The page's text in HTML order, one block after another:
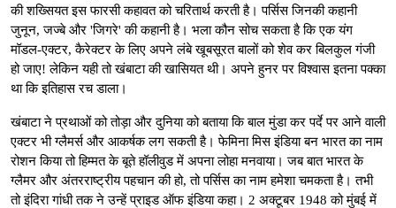
की शख्सियत इस फारसी कहावत को चरितार्थ करती है। पर्सिस जिनकी कहानी
जुनून, जज्बे और 'जिगरे' की कहानी है। भला कौन सोच सकता है कि एक यंग
मॉडल-एक्टर, कैरेक्टर के लिए अपने लंबे खूबसूरत बालों को शेव कर बिलकुल गंजी
हो जाए! लेकिन यही तो खंबाटा की खासियत थी। अपने हुनर पर विश्वास इतना पक्का
था कि इतिहास रच डाला।
खंबाटा ने प्रथाओं को तोड़ा और दुनिया को बताया कि बाल मुंडा कर पर्दे पर आने वाली
एक्टर भी ग्लैमर्स और आकर्षक लग सकती है। फेमिना मिस इंडिया बन भारत का नाम
रोशन किया तो हिम्मत के बूते हॉलीवुड में अपना लोहा मनवाया। जब बात भारत के
ग्लैमर और अंतरराष्ट्रीय पहचान की हो, तो पर्सिस का नाम हमेशा चमकता है। तभी
तो इंदिरा गांधी तक ने उन्हें प्राइड ऑफ इंडिया कहा। 2 अक्टूबर 1948 को मुंबई में